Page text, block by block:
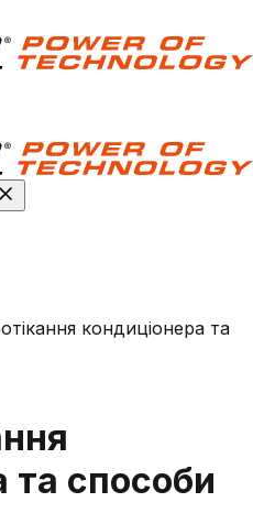
кондиціонера та
та способи